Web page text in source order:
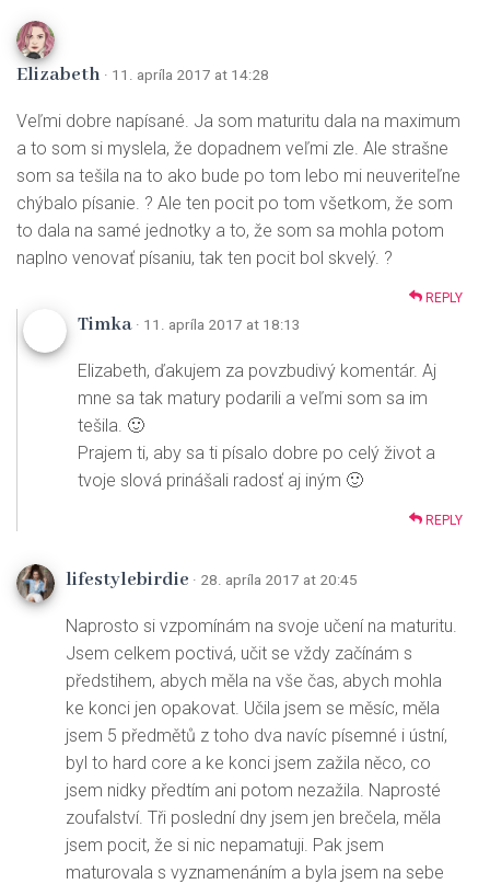
Elizabeth · 11. apríla 2017 at 14:28
Veľmi dobre napísané. Ja som maturitu dala na maximum
a to som si myslela, že dopadnem veľmi zle. Ale strašne
som sa tešila na to ako bude po tom lebo mi neuveriteľne
chýbalo písanie. ? Ale ten pocit po tom všetkom, že som
to dala na samé jednotky a to, že som sa mohla potom
naplno venovať písaniu, tak ten pocit bol skvelý. ?
REPLY
Timka · 11. apríla 2017 at 18:13
Elizabeth, ďakujem za povzbudivý komentár. Aj
mne sa tak matury podarili a veľmi som sa im
tešila. 🙂
Prajem ti, aby sa ti písalo dobre po celý život a
tvoje slová prinášali radosť aj iným 🙂
REPLY
lifestylebirdie · 28. apríla 2017 at 20:45
Naprosto si vzpomínám na svoje učení na maturitu.
Jsem celkem poctivá, učit se vždy začínám s
předstihem, abych měla na vše čas, abych mohla
ke konci jen opakovat. Učila jsem se měsíc, měla
jsem 5 předmětů z toho dva navíc písemné i ústní,
byl to hard core a ke konci jsem zažila něco, co
jsem nidky předtím ani potom nezažila. Naprosté
zoufalství. Tři poslední dny jsem jen brečela, měla
jsem pocit, že si nic nepamatuji. Pak jsem
maturovala s vyznamenáním a byla jsem na sebe